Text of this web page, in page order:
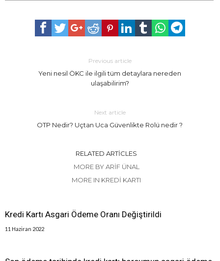
Previous article
Yeni nesil ÖKC ile ilgili tüm detaylara nereden
ulaşabilirim?
Next article
OTP Nedir? Uçtan Uca Güvenlikte Rolü nedir ?
RELATED ARTICLES
MORE BY ARIF ÜNAL
MORE IN KREDI KARTI
Kredi Kartı Asgari Ödeme Oranı Değiştirildi
11 Haziran 2022